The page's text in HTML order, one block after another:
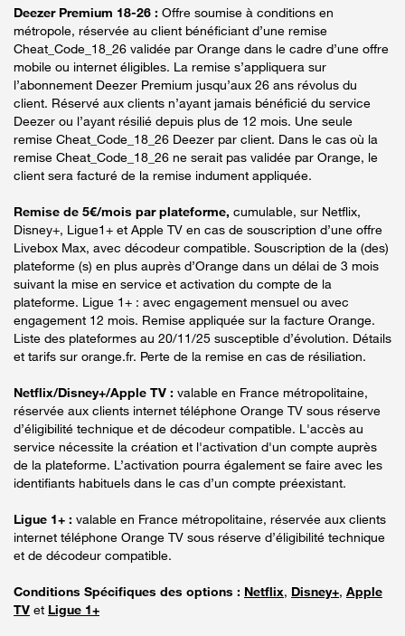
Deezer Premium 18-26 : Offre soumise à conditions en
métropole, réservée au client bénéficiant d’une remise
Cheat_Code_18_26 validée par Orange dans le cadre d’une offre
mobile ou internet éligibles. La remise s’appliquera sur
l’abonnement Deezer Premium jusqu’aux 26 ans révolus du
client. Réservé aux clients n’ayant jamais bénéficié du service
Deezer ou l’ayant résilié depuis plus de 12 mois. Une seule
remise Cheat_Code_18_26 Deezer par client. Dans le cas où la
remise Cheat_Code_18_26 ne serait pas validée par Orange, le
client sera facturé de la remise indument appliquée.
Remise de 5€/mois par plateforme, cumulable, sur Netflix,
Disney+, Ligue1+ et Apple TV en cas de souscription d’une offre
Livebox Max, avec décodeur compatible. Souscription de la (des)
plateforme (s) en plus auprès d’Orange dans un délai de 3 mois
suivant la mise en service et activation du compte de la
plateforme. Ligue 1+ : avec engagement mensuel ou avec
engagement 12 mois. Remise appliquée sur la facture Orange.
Liste des plateformes au 20/11/25 susceptible d’évolution. Détails
et tarifs sur orange.fr. Perte de la remise en cas de résiliation.
Netflix/Disney+/Apple TV : valable en France métropolitaine,
réservée aux clients internet téléphone Orange TV sous réserve
d’éligibilité technique et de décodeur compatible. L'accès au
service nécessite la création et l'activation d'un compte auprès
de la plateforme. L’activation pourra également se faire avec les
identifiants habituels dans le cas d’un compte préexistant.
Ligue 1+ : valable en France métropolitaine, réservée aux clients
internet téléphone Orange TV sous réserve d’éligibilité technique
et de décodeur compatible.
Conditions Spécifiques des options : Netflix, Disney+, Apple
TV et Ligue 1+